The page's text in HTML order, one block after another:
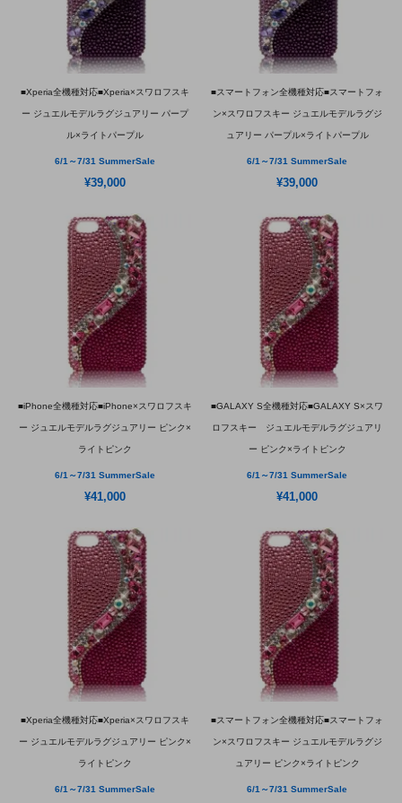
■Xperia全機種対応■Xperia×スワロフスキ
ー ジュエルモデルラグジュアリー パープ
ル×ライトパープル
6/1～7/31 SummerSale
¥39,000
■スマートフォン全機種対応■スマートフォ
ン×スワロフスキー ジュエルモデルラグジ
ュアリー パープル×ライトパープル
6/1～7/31 SummerSale
¥39,000
■iPhone全機種対応■iPhone×スワロフスキ
ー ジュエルモデルラグジュアリー ピンク×
ライトピンク
6/1～7/31 SummerSale
¥41,000
■GALAXY S全機種対応■GALAXY S×スワ
ロフスキー ジュエルモデルラグジュアリ
ー ピンク×ライトピンク
6/1～7/31 SummerSale
¥41,000
■Xperia全機種対応■Xperia×スワロフスキ
ー ジュエルモデルラグジュアリー ピンク×
ライトピンク
6/1～7/31 SummerSale
■スマートフォン全機種対応■スマートフォ
ン×スワロフスキー ジュエルモデルラグジ
ュアリー ピンク×ライトピンク
6/1～7/31 SummerSale